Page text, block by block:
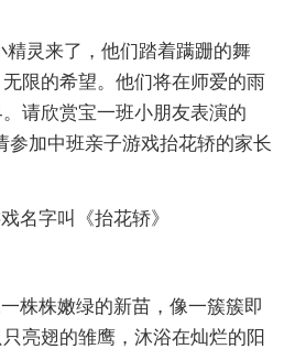
精灵来了，他们踏着蹒跚的舞
限的希望。他们将在师爱的雨
请欣赏宝一班小朋友表演的
参加中班亲子游戏抬花轿的家长
名字叫《抬花轿》
株株嫩绿的新苗，像一簇簇即
亮翅的雏鹰，沐浴在灿烂的阳